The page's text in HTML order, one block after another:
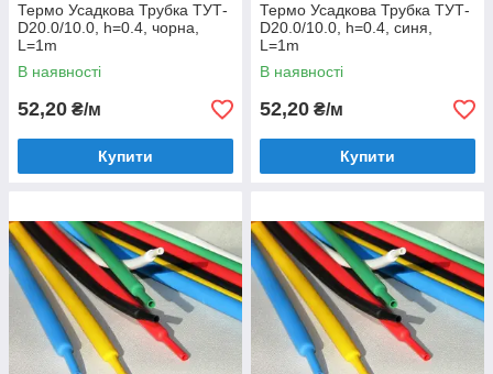
Термо Усадкова Трубка ТУТ-
D20.0/10.0, h=0.4, чорна,
L=1m
В наявності
52,20 ₴/м
Купити
Термо Усадкова Трубка ТУТ-
D20.0/10.0, h=0.4, синя,
L=1m
В наявності
52,20 ₴/м
Купити